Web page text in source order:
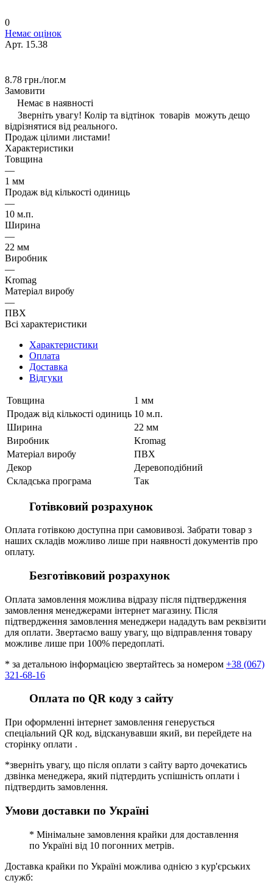
0
Немає оцінок
Арт. 15.38
8.78 грн./пог.м
Замовити
Немає в наявності
Зверніть увагу! Колір та відтінок товарів можуть дещо
відрізнятися від реального.
Продаж цілими листами!
Характеристики
Товщина
—
1 мм
Продаж від кількості одиниць
—
10 м.п.
Ширина
—
22 мм
Виробник
—
Kromag
Матеріал виробу
—
ПВХ
Всі характеристики
Характеристики
Оплата
Доставка
Відгуки
Товщина
1 мм
Продаж від кількості одиниць 10 м.п.
Ширина
22 мм
Виробник
Kromag
Матеріал виробу
ПВХ
Декор
Деревоподібний
Складська програма
Так
Готівковий розрахунок
Оплата готівкою доступна при самовивозі. Забрати товар з
наших складів можливо лише при наявності документів про
оплату.
Безготівковий розрахунок
Оплата замовлення можлива відразу після підтвердження
замовлення менеджерами інтернет магазину. Після
підтвердження замовлення менеджери нададуть вам реквізити
для оплати. Звертаємо вашу увагу, що відправлення товару
можливе лише при 100% передоплаті.
* за детальною інформацією звертайтесь за номером +38 (067)
321-68-16
Оплата по QR коду з сайту
При оформленні інтернет замовлення генерується
спеціальний QR код, відсканувавши який, ви перейдете на
сторінку оплати .
*зверніть увагу, що після оплати з сайту варто дочекатись
дзвінка менеджера, який підтердить успішність оплати і
підтвердить замовлення.
Умови доставки по Україні
* Мінімальне замовлення крайки для доставлення
по Україні від 10 погонних метрів.
Доставка крайки по Україні можлива однією з кур'єрських
служб: